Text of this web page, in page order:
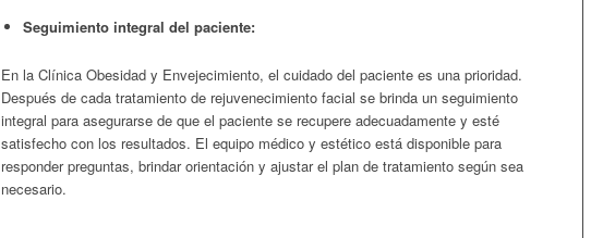
Seguimiento integral del paciente:
En la Clínica Obesidad y Envejecimiento, el cuidado del paciente es una prioridad.
Después de cada tratamiento de rejuvenecimiento facial se brinda un seguimiento
integral para asegurarse de que el paciente se recupere adecuadamente y esté
satisfecho con los resultados. El equipo médico y estético está disponible para
responder preguntas, brindar orientación y ajustar el plan de tratamiento según sea
necesario.